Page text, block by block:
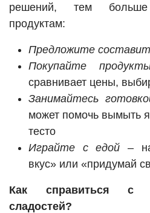
решений, тем
продуктам:
Предложите
Покупайте
сравнивает цены,
Занимайтесь
может помочь вымыть
тесто
Играйте с едой –
вкус» или «придумай
Как справиться с
сладостей?